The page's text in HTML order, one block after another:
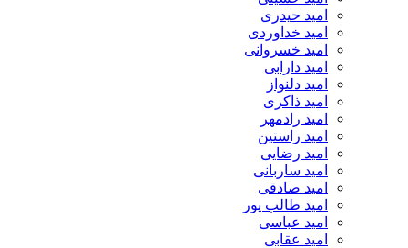
امید حیدری
امید خداوردی
امید خسروانی
امید دارابی
امید دلنواز
امید ذاکری
امید رادمهر
امید راستین
امید رضایی
امید ساربانی
امید صادقی
امید طالب پور
امید عباسی
امید عقابی